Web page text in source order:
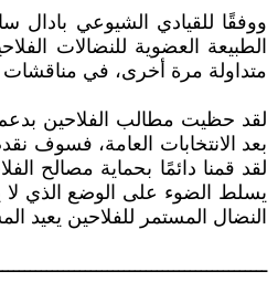
ووفقًا للقيادي الشيوعي بادال
الطبيعة العضوية للنضالات
متداولة مرة أخرى، في مناقشات
لقد حظيت مطالب الفلاحين بدعم
بعد الانتخابات العامة، فسوف
لقد قمنا دائمًا بحماية مصالح
يسلط الضوء على الوضع الذي لا
النضال المستمر للفلاحين يعيد